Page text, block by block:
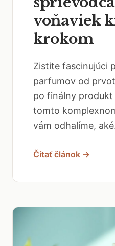
voňaviek
krokom
Zistite fascinujúci
parfumov od
po finálny
tomto
vám odhalíme,
Čítať článok →